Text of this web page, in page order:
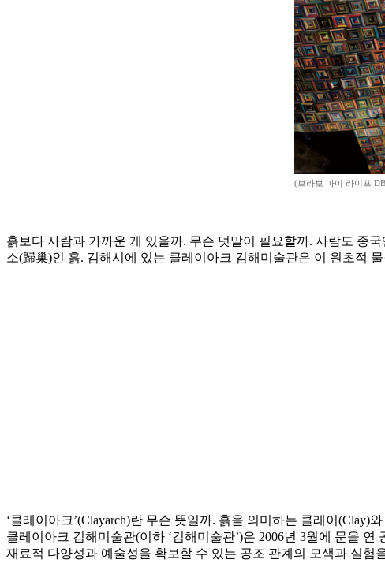
(브라보 마이 라이프
흙보다 사람과 가까운 게 있을까. 무슨 덧말이 필요할까. 사람도 종
소(歸巢)인 흙. 김해시에 있는 클레이아크 김해미술관은 이 원초적
‘클레이아크’(Clayarch)란 무슨 뜻일까. 흙을 의미하는 클레이
클레이아크 김해미술관(이하 ‘김해미술관’)은 2006년 3월에 문을
재료적 다양성과 예술성을 확보할 수 있는 공조 관계의 모색과 실